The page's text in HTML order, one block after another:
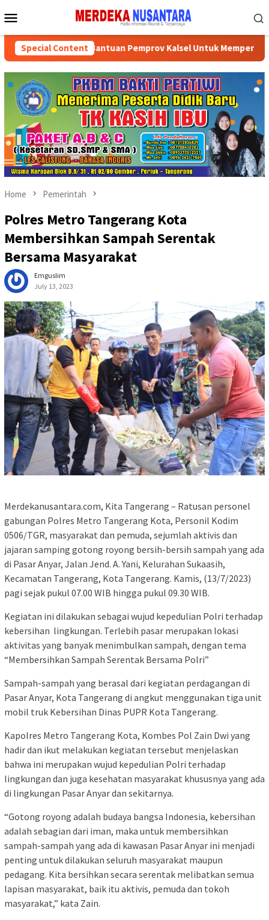
to
Menu
Special Content
Dapat Bantuan Pemprov Kalsel Untuk Memperkuat
Home Pemerintah
Polres Metro Tangerang Kota
Membersihkan Sampah Serentak
Bersama Masyarakat
Emguslim
July 13, 2023
Merdekanusantara.com, Kita Tangerang – Ratusan personel
gabungan Polres Metro Tangerang Kota, Personil Kodim
0506/TGR, masyarakat dan pemuda, sejumlah aktivis dan
jajaran samping gotong royong bersih-bersih sampah yang ada
di Pasar Anyar, Jalan Jend. A. Yani, Kelurahan Sukaasih,
Kecamatan Tangerang, Kota Tangerang. Kamis, (13/7/2023)
pagi sejak pukul 07.00 WIB hingga pukul 09.30 WIB.
Kegiatan ini dilakukan sebagai wujud kepedulian Polri terhadap
kebersihan lingkungan. Terlebih pasar merupakan lokasi
aktivitas yang banyak menimbulkan sampah, dengan tema
“Membersihkan Sampah Serentak Bersama Polri”
Sampah-sampah yang berasal dari kegiatan perdagangan di
Pasar Anyar, Kota Tangerang di angkut menggunakan tiga unit
mobil truk Kebersihan Dinas PUPR Kota Tangerang.
Kapolres Metro Tangerang Kota, Kombes Pol Zain Dwi yang
hadir dan ikut melakukan kegiatan tersebut menjelaskan
bahwa ini merupakan wujud kepedulian Polri terhadap
lingkungan dan juga kesehatan masyarakat khususnya yang ada
di lingkungan Pasar Anyar dan sekitarnya.
“Gotong royong adalah budaya bangsa Indonesia, kebersihan
adalah sebagian dari iman, maka untuk membersihkan
sampah-sampah yang ada di kawasan Pasar Anyar ini menjadi
penting untuk dilakukan seluruh masyarakat maupun
pedagang. Kita bersihkan secara serentak melibatkan semua
lapisan masyarakat, baik itu aktivis, pemuda dan tokoh
masyarakat,” kata Zain.